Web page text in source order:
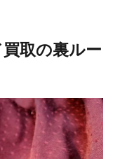
取の裏ルー